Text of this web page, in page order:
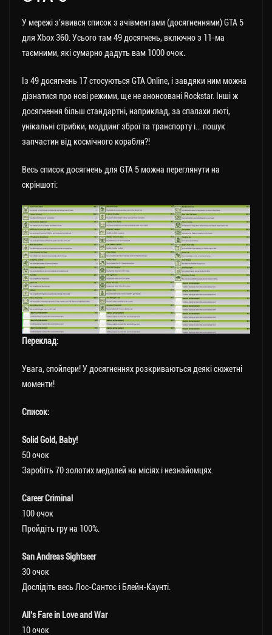
У мережі з’явився список з ачівментами (досягненнями) GTA 5
для Xbox 360. Усього там 49 досягнень, включно з 11-ма
таємними, які сумарно дадуть вам 1000 очок.
Із 49 досягнень 17 стосуються GTA Online, і завдяки ним можна
дізнатися про нові режими, ще не анонсовані Rockstar. Інші ж
досягнення більш стандартні, наприклад, за спалахи люті,
унікальні стрибки, моддинг зброї та транспорту і… пошук
запчастин від космічного корабля?!
Весь список досягнень для GTA 5 можна переглянути на
скріншоті:
Переклад:
Увага, спойлери! У досягненнях розкриваються деякі сюжетні
моменти!
Список:
Solid Gold, Baby!
50 очок
Заробіть 70 золотих медалей на місіях і незнайомцях.
Career Criminal
100 очок
Пройдіть гру на 100%.
San Andreas Sightseer
30 очок
Дослідіть весь Лос-Сантос і Блейн-Каунті.
All’s Fare in Love and War
10 очок